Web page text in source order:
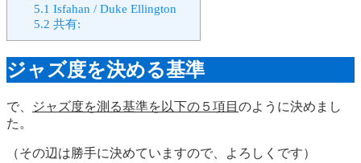
5.1 Isfahan / Duke Ellington
5.2 共有:
ジャズ度を決める基準
で、 ジャズ度を測る基準を以下の５項目 のように決めまし
た。
（その辺は勝手に決めていますので、よろしくです）